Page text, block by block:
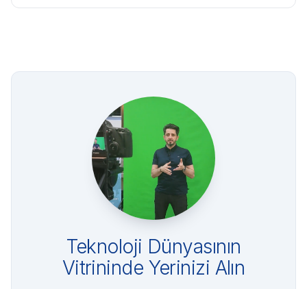
Teknoloji Dünyasının
Vitrininde Yerinizi Alın